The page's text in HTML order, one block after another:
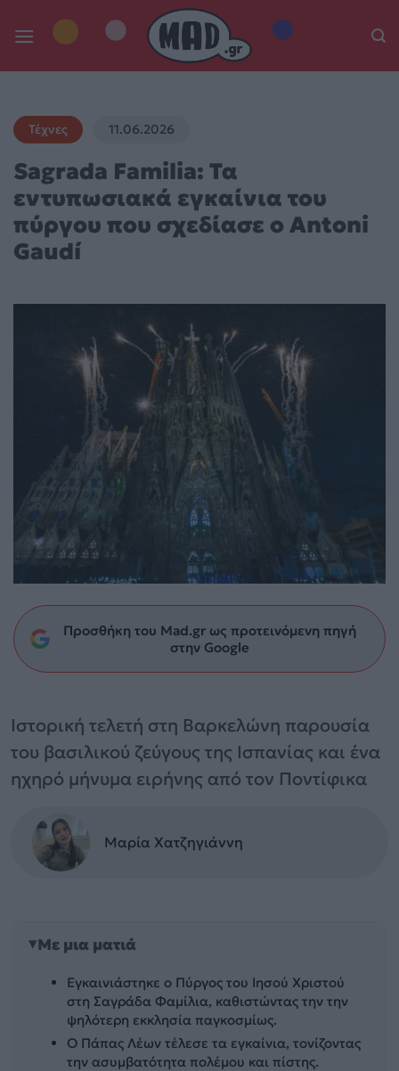
Τέχνες 11.06.2026
Sagrada Familia: Τα
εντυπωσιακά εγκαίνια του
πύργου που σχεδίασε ο Antoni
Gaudí
Προσθήκη του Mad.gr ως προτεινόμενη πηγή
στην Google
Ιστορική τελετή στη Βαρκελώνη παρουσία
του βασιλικού ζεύγους της Ισπανίας και ένα
ηχηρό μήνυμα ειρήνης από τον Ποντίφικα
Μαρία Χατζηγιάννη
Με μια ματιά
Εγκαινιάστηκε ο Πύργος του Ιησού Χριστού
στη Σαγράδα Φαμίλια, καθιστώντας την την
ψηλότερη εκκλησία παγκοσμίως.
Ο Πάπας Λέων τέλεσε τα εγκαίνια, τονίζοντας
την ασυμβατότητα πολέμου και πίστης.